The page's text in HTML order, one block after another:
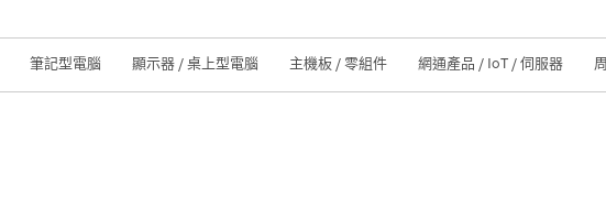
筆記型電腦 顯示器 / 桌上型電腦 主機板 / 零組件 網通產品 / IoT / 伺服器